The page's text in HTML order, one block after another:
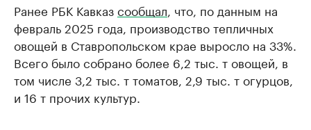
Ранее РБК Кавказсообщал , что, по данным на
февраль 2025 года, производство тепличных
овощей в Ставропольском крае выросло на 33%.
Всего было собрано более 6,2 тыс. т овощей, в
том числе 3,2 тыс. т томатов, 2,9 тыс. т огурцов,
и 16 т прочих культур.